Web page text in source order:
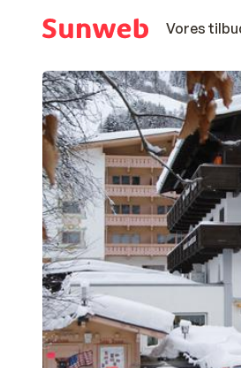
Vores